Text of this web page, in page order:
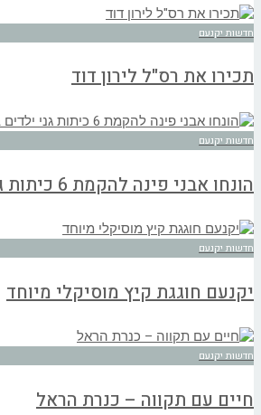
חדשות יקנעם
תכירו את רס"ל לירון דוד
חדשות יקנעם
הונחו אבני פינה להקמת 6 כיתות גני ילדים ביקנעם
חדשות יקנעם
יקנעם חוגגת קיץ מוסיקלי מיוחד
חדשות יקנעם
חיים עם תקווה – כנרת הראל